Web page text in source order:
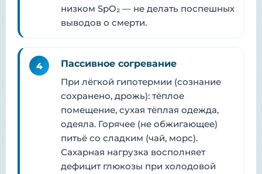
низком SpO₂ — не делать поспешных
выводов о смерти.
4
Пассивное согревание
При лёгкой гипотермии (сознание
сохранено, дрожь): тёплое
помещение, сухая тёплая одежда,
одеяла. Горячее (не обжигающее)
питьё со сладким (чай, морс).
Сахарная нагрузка восполняет
дефицит глюкозы при холодовой